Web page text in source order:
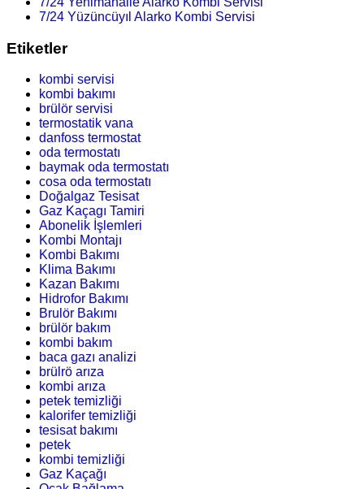
7/24 Yüzüncüyıl Alarko Kombi Servisi
Etiketler
kombi servisi
kombi bakımı
brülör servisi
termostatik vana
danfoss termostat
oda termostatı
baymak oda termostatı
cosa oda termostatı
Doğalgaz Tesisat
Gaz Kaçagı Tamiri
Abonelik İşlemleri
Kombi Montajı
Kombi Bakımı
Klima Bakımı
Kazan Bakımı
Hidrofor Bakımı
Brulör Bakımı
brülör bakım
kombi bakım
baca gazı analizi
brülrö arıza
kombi arıza
petek temizliği
kalorifer temizliği
tesisat bakımı
petek
kombi temizliği
Gaz Kaçağı